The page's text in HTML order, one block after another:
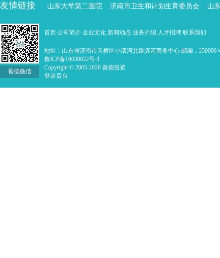
友情链接 山东大学第二医院 济南市卫生和计划生育委员会 山
善德微信
首页 公司简介 企业文化 新闻动态 业务介绍 人才招聘 联系我们
地址：山东省济南市天桥区小清河北路滨河商务中心 邮编：250000
鲁ICP备16038022号-1
Copyright © 2003-2020 善德投资
登录后台